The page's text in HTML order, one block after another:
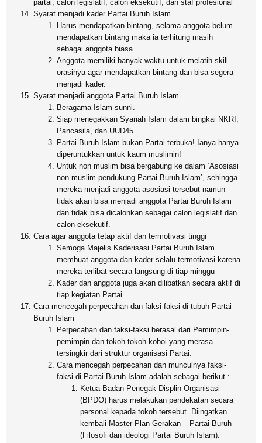
partai, calon legislatif, calon eksekutif, dan staf profesional
Syarat menjadi kader Partai Buruh Islam
Harus mendapatkan bintang, selama anggota belum
mendapatkan bintang maka ia terhitung masih
sebagai anggota biasa.
Anggota memiliki banyak waktu untuk melatih skill
orasinya agar mendapatkan bintang dan bisa segera
menjadi kader.
Syarat menjadi anggota Partai Buruh Islam
Beragama Islam sunni.
Siap menegakkan Syariah Islam dalam bingkai NKRI,
Pancasila, dan UUD45.
Partai Buruh Islam bukan Partai terbuka! Ianya hanya
diperuntukkan untuk kaum muslimin!
Untuk non muslim bisa bergabung ke dalam ‘Asosiasi
non muslim pendukung Partai Buruh Islam’, sehingga
mereka menjadi anggota asosiasi tersebut namun
tidak akan bisa menjadi anggota Partai Buruh Islam
dan tidak bisa dicalonkan sebagai calon legislatif dan
calon eksekutif.
Cara agar anggota tetap aktif dan termotivasi tinggi
Semoga Majelis Kaderisasi Partai Buruh Islam
membuat anggota dan kader selalu termotivasi karena
mereka terlibat secara langsung di tiap minggu
Kader dan anggota juga akan dilibatkan secara aktif di
tiap kegiatan Partai.
Cara mencegah perpecahan dan faksi-faksi di tubuh Partai
Buruh Islam
Perpecahan dan faksi-faksi berasal dari Pemimpin-
pemimpin dan tokoh-tokoh koboi yang merasa
tersingkir dari struktur organisasi Partai.
Cara mencegah perpecahan dan munculnya faksi-
faksi di Partai Buruh Islam adalah sebagai berikut :
Ketua Badan Penegak Displin Organisasi
(BPDO) harus melakukan pendekatan secara
personal kepada tokoh tersebut. Diingatkan
kembali Master Plan Gerakan – Partai Buruh
(Filosofi dan ideologi Partai Buruh Islam).